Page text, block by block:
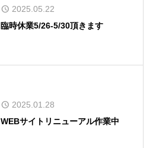
2025.05.22
臨時休業5/26-5/30頂きます
2025.01.28
WEBサイトリニューアル作業中